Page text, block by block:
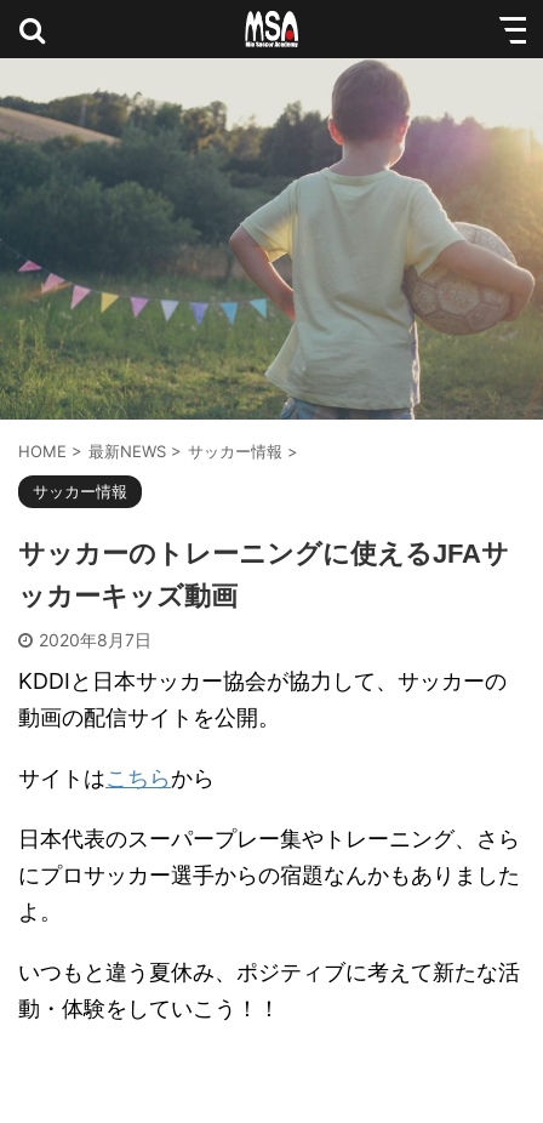
HOME > 最新NEWS > サッカー情報 >
サッカー情報
サッカーのトレーニングに使えるJFAサ
ッカーキッズ動画
2020年8月7日
KDDIと日本サッカー協会が協力して、サッカーの
動画の配信サイトを公開。
サイトはこちらから
日本代表のスーパープレー集やトレーニング、さら
にプロサッカー選手からの宿題なんかもありました
よ。
いつもと違う夏休み、ポジティブに考えて新たな活
動・体験をしていこう！！